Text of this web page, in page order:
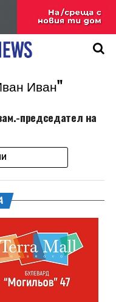
Иван"
председател на